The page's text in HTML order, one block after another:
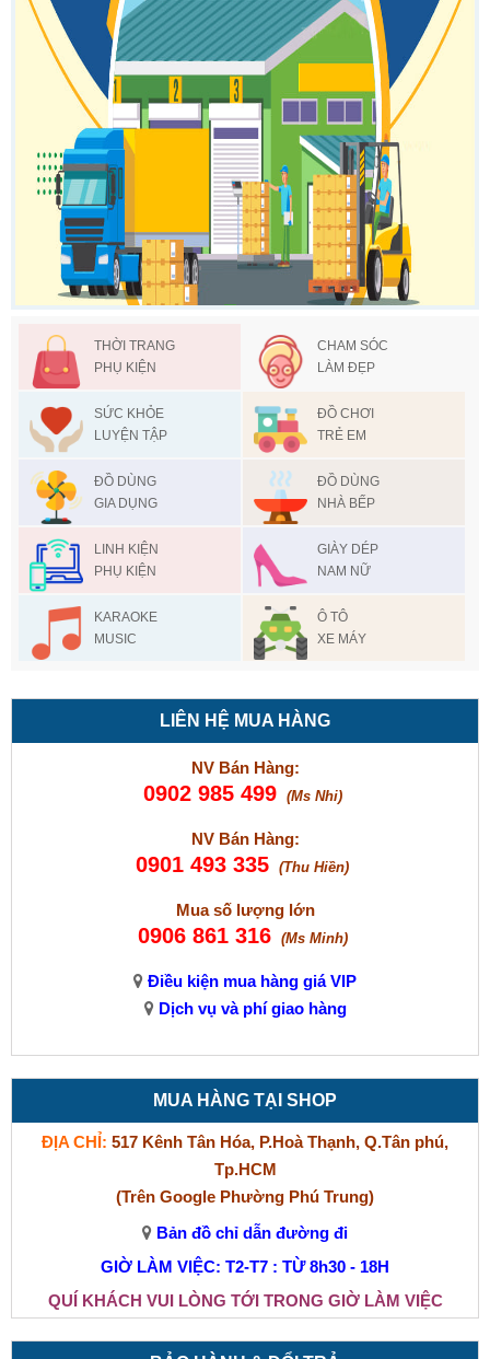
THỜI TRANG
PHỤ KIỆN
CHAM SÓC
LÀM ĐẸP
SỨC KHỎE
LUYỆN TẬP
ĐỒ CHƠI
TRẺ EM
ĐỒ DÙNG
GIA DỤNG
ĐỒ DÙNG
NHÀ BẾP
LINH KIỆN
PHỤ KIỆN
GIÀY DÉP
NAM NỮ
KARAOKE
MUSIC
Ô TÔ
XE MÁY
LIÊN HỆ MUA HÀNG
NV Bán Hàng:
0902 985 499 (Ms Nhi)
NV Bán Hàng:
0901 493 335 (Thu Hiền)
Mua số lượng lớn
0906 861 316 (Ms Minh)
Điều kiện mua hàng giá VIP
Dịch vụ và phí giao hàng
MUA HÀNG TẠI SHOP
ĐỊA CHỈ: 517 Kênh Tân Hóa, P.Hoà Thạnh, Q.Tân phú,
Tp.HCM
(Trên Google Phường Phú Trung)
Bản đồ chỉ dẫn đường đi
GIỜ LÀM VIỆC: T2-T7 : TỪ 8h30 - 18H
QUÍ KHÁCH VUI LÒNG TỚI TRONG GIỜ LÀM VIỆC